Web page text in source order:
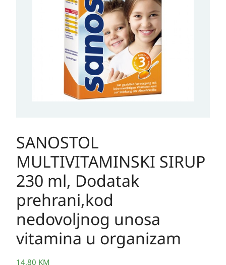
SANOSTOL
MULTIVITAMINSKI SIRUP
230 ml, Dodatak
prehrani,kod
nedovoljnog unosa
vitamina u organizam
14,80 KM